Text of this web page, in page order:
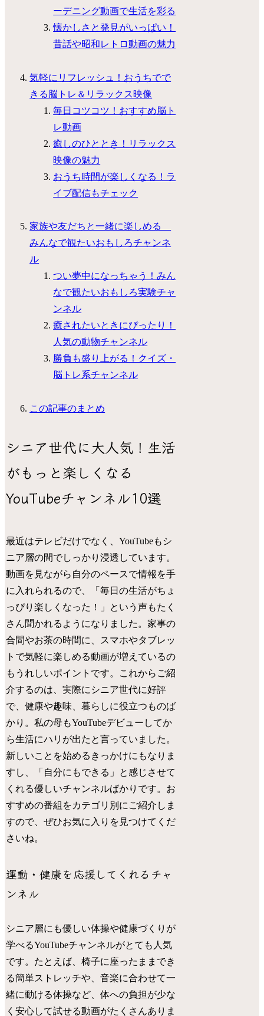
ーデニング動画で生活を彩る
懐かしさと発見がいっぱい！
昔話や昭和レトロ動画の魅力
気軽にリフレッシュ！おうちでで
きる脳トレ＆リラックス映像
毎日コツコツ！おすすめ脳ト
レ動画
癒しのひととき！リラックス
映像の魅力
おうち時間が楽しくなる！ラ
イブ配信もチェック
家族や友だちと一緒に楽しめる
みんなで観たいおもしろチャンネ
ル
つい夢中になっちゃう！みん
なで観たいおもしろ実験チャ
ンネル
癒されたいときにぴったり！
人気の動物チャンネル
勝負も盛り上がる！クイズ・
脳トレ系チャンネル
この記事のまとめ
シニア世代に大人気！生活
がもっと楽しくなる
YouTubeチャンネル10選
最近はテレビだけでなく、YouTubeもシ
ニア層の間でしっかり浸透しています。
動画を見ながら自分のペースで情報を手
に入れられるので、「毎日の生活がちょ
っぴり楽しくなった！」という声もたく
さん聞かれるようになりました。家事の
合間やお茶の時間に、スマホやタブレッ
トで気軽に楽しめる動画が増えているの
もうれしいポイントです。これからご紹
介するのは、実際にシニア世代に好評
で、健康や趣味、暮らしに役立つものば
かり。私の母もYouTubeデビューしてか
ら生活にハリが出たと言っていました。
新しいことを始めるきっかけにもなりま
すし、「自分にもできる」と感じさせて
くれる優しいチャンネルばかりです。お
すすめの番組をカテゴリ別にご紹介しま
すので、ぜひお気に入りを見つけてくだ
さいね。
運動・健康を応援してくれるチャ
ンネル
シニア層にも優しい体操や健康づくりが
学べるYouTubeチャンネルがとても人気
です。たとえば、椅子に座ったままでき
る簡単ストレッチや、音楽に合わせて一
緒に動ける体操など、体への負担が少な
く安心して試せる動画がたくさんありま